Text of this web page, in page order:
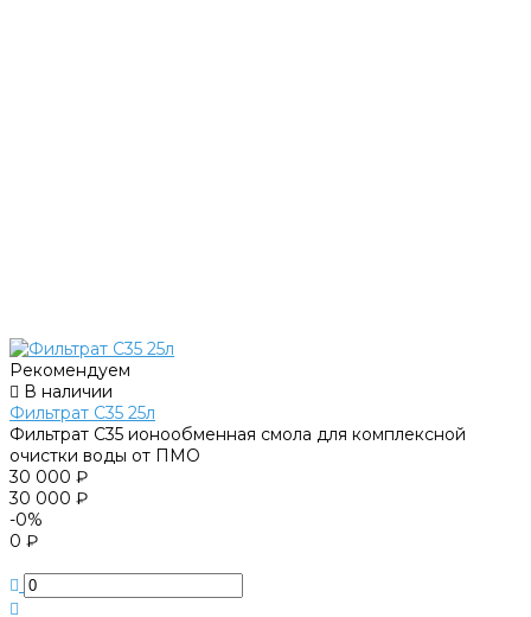
Рекомендуем
В наличии
Фильтрат C35 25л
Фильтрат С35 ионообменная смола для комплексной
очистки воды от ПМО
30 000 ₽
30 000 ₽
-0%
0 ₽